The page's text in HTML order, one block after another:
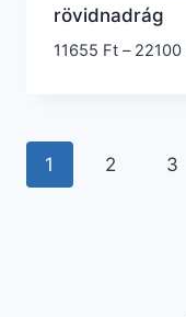
rövidnadrág
11655 Ft – 22100
1 2 3